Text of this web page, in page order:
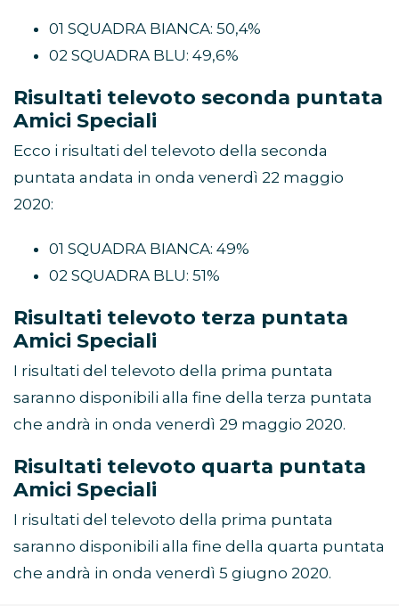
01 SQUADRA BIANCA: 50,4%
02 SQUADRA BLU: 49,6%
Risultati televoto seconda puntata
Amici Speciali
Ecco i risultati del televoto della seconda
puntata andata in onda venerdì 22 maggio
2020:
01 SQUADRA BIANCA: 49%
02 SQUADRA BLU: 51%
Risultati televoto terza puntata
Amici Speciali
I risultati del televoto della prima puntata
saranno disponibili alla fine della terza puntata
che andrà in onda venerdì 29 maggio 2020.
Risultati televoto quarta puntata
Amici Speciali
I risultati del televoto della prima puntata
saranno disponibili alla fine della quarta puntata
che andrà in onda venerdì 5 giugno 2020.